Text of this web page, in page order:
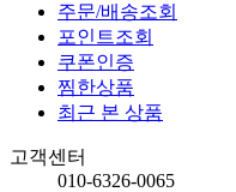
주문/배송조회
포인트조회
쿠폰인증
찜한상품
최근 본 상품
고객센터
010-6326-0065